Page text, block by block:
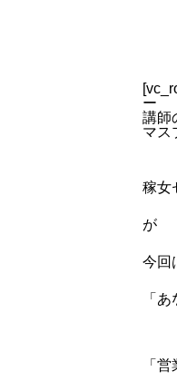
ー
講師
マス
稼女
が
今回
「
「